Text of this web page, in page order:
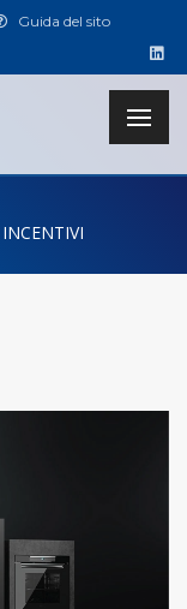
Guida del sito
INCENTIVI